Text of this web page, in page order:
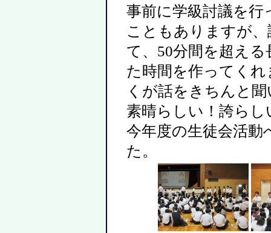
事前に学級討議を
こともありますが
て、50分間を超え
た時間を作ってく
くが話をきちんと
素晴らしい！誇ら
今年度の生徒会活動
た。